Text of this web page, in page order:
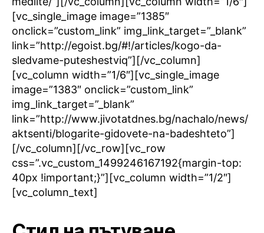
[vc_single_image image=”1385″
onclick=”custom_link” img_link_target=”_blank”
link=”http://egoist.bg/#!/articles/kogo-da-
sledvame-puteshestviq”][/vc_column]
[vc_column width=”1/6″][vc_single_image
image=”1383″ onclick=”custom_link”
img_link_target=”_blank”
link=”http://www.jivotatdnes.bg/nachalo/news/
aktsenti/blogarite-gidovete-na-badeshteto”]
[/vc_column][/vc_row][vc_row
css=”.vc_custom_1499246167192{margin-top:
40px !important;}”][vc_column width=”1/2″]
[vc_column_text]